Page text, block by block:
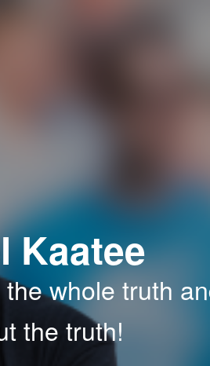
Kaatee
whole truth
the truth!